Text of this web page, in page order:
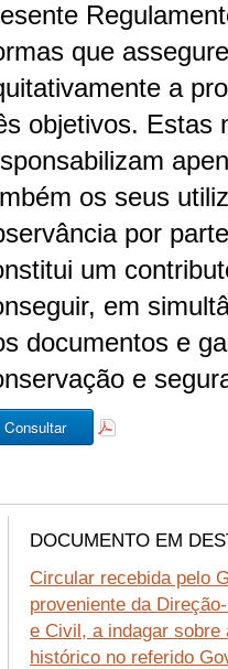
que
a
objetivos. Estas
os seus
por
um
em
documentos e
e
Consultar
DOCUMENTO EM
Circular recebida pelo
proveniente da
e Civil, a indagar
histórico no referido